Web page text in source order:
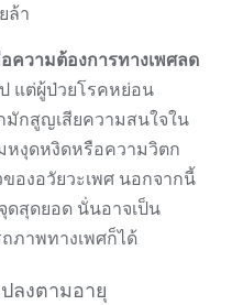
ล้า
วามต้องการทางเพศลด
แต่ผู้ป่วยโรคหย่อน
กสูญเสียความสนใจใน
หงุดหงิดหรือความวิตก
องอวัยวะเพศ นอกจากนี้
สุดยอด นั่นอาจเป็น
าพทางเพศก็ได้
ลงตามอายุ